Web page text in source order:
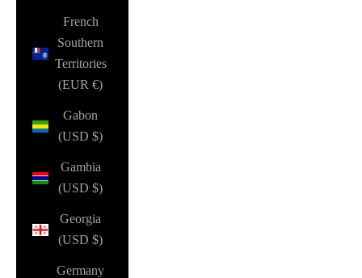
French
Southern
Territories
(EUR €)
Gabon
(USD $)
Gambia
(USD $)
Georgia
(USD $)
Germany